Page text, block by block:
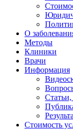
О
Методы
Клиники
Врачи
Информация
Стоимость